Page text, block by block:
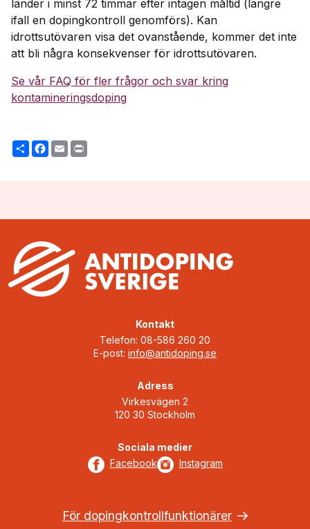
länder i minst 72 timmar efter intagen måltid (längre
ifall en dopingkontroll genomförs). Kan
idrottsutövaren visa det ovanstående, kommer det inte
att bli några konsekvenser för idrottsutövaren.
Se vår FAQ för fler frågor och svar kring
kontamineringsdoping
ShareFacebook
Email
Kontakt
Telefon: 08-586 260 20
E-post: info@antidoping.se
Adress
Virkesvägen 2
120 30 Stockholm
Sociala medier
Facebook
Instagram
För dopingkontrollfunktionärer